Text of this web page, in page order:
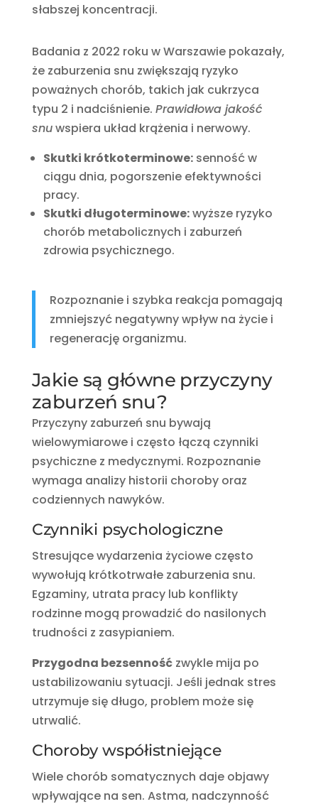
słabszej koncentracji.
Badania z 2022 roku w Warszawie pokazały,
że zaburzenia snu zwiększają ryzyko
poważnych chorób, takich jak cukrzyca
typu 2 i nadciśnienie. Prawidłowa jakość
snuwspiera układ krążenia i nerwowy.
Skutki krótkoterminowe:senność w
ciągu dnia, pogorszenie efektywności
pracy.
Skutki długoterminowe:wyższe ryzyko
chorób metabolicznych i zaburzeń
zdrowia psychicznego.
Rozpoznanie i szybka reakcja pomagają
zmniejszyć negatywny wpływ na życie i
regenerację organizmu.
Jakie są główne przyczyny
zaburzeń snu?
Przyczyny zaburzeń snu bywają
wielowymiarowe i często łączą czynniki
psychiczne z medycznymi. Rozpoznanie
wymaga analizy historii choroby oraz
codziennych nawyków.
Czynniki psychologiczne
Stresujące wydarzenia życiowe często
wywołują krótkotrwałe zaburzenia snu.
Egzaminy, utrata pracy lub konflikty
rodzinne mogą prowadzić do nasilonych
trudności z zasypianiem.
Przygodna bezsennośćzwykle mija po
ustabilizowaniu sytuacji. Jeśli jednak stres
utrzymuje się długo, problem może się
utrwalić.
Choroby współistniejące
Wiele chorób somatycznych daje objawy
wpływające na sen. Astma, nadczynność